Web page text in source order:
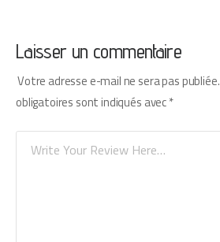
Laisser un commentaire
Votre adresse e-mail ne sera pas publiée.
obligatoires sont indiqués avec*